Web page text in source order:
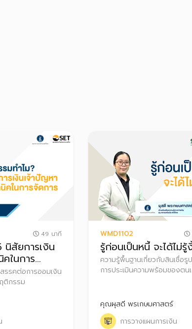
49 นาที
นิสัยการเงิน
ในการ
รรคต่อการออมเงิน
ติกรรม
WMD1102
รู้ก่อนเป็นหนี้ จะได้ไม่
ความรู้พื้นฐานเกี่ยวกับสินเชื่อ
การประเมินความพร้อมของตน
คุณผุสดี พรเกษมศาสตร์
การวางแผนการเงิน